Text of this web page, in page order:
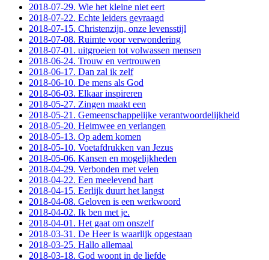
2018-07-29. Wie het kleine niet eert
2018-07-22. Echte leiders gevraagd
2018-07-15. Christenzijn, onze levensstijl
2018-07-08. Ruimte voor verwondering
2018-07-01. uitgroeien tot volwassen mensen
2018-06-24. Trouw en vertrouwen
2018-06-17. Dan zal ik zelf
2018-06-10. De mens als God
2018-06-03. Elkaar inspireren
2018-05-27. Zingen maakt een
2018-05-21. Gemeenschappelijke verantwoordelijkheid
2018-05-20. Heimwee en verlangen
2018-05-13. Op adem komen
2018-05-10. Voetafdrukken van Jezus
2018-05-06. Kansen en mogelijkheden
2018-04-29. Verbonden met velen
2018-04-22. Een meelevend hart
2018-04-15. Eerlijk duurt het langst
2018-04-08. Geloven is een werkwoord
2018-04-02. Ik ben met je.
2018-04-01. Het gaat om onszelf
2018-03-31. De Heer is waarlijk opgestaan
2018-03-25. Hallo allemaal
2018-03-18. God woont in de liefde